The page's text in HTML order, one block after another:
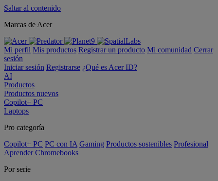
Saltar al contenido
Marcas de Acer
Mi perfil Mis productos Registrar un producto Mi comunidad Cerrar
sesión
Iniciar sesión Registrarse ¿Qué es Acer ID?
AI
Productos
Productos nuevos
Copilot+ PC
Laptops
Pro categoría
Copilot+ PC PC con IA Gaming Productos sostenibles Profesional
Aprender Chromebooks
Por serie